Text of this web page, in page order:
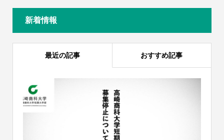
新着情報
最近の記事 おすすめ記事